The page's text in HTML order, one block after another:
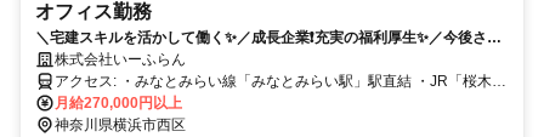
オフィス勤務
＼宅建スキルを活かして働く✨／成長企業❗充実の福利厚生✨／今後さら
に増やしていく予定です❗賞与年2回あり❗
株式会社いーふらん
アクセス: ・みなとみらい線「みなとみらい駅」駅直結 ・JR「桜木町
駅」徒歩12分 ・横浜市営地下鉄「桜木町駅」徒歩12分
月給270,000円以上
神奈川県横浜市西区